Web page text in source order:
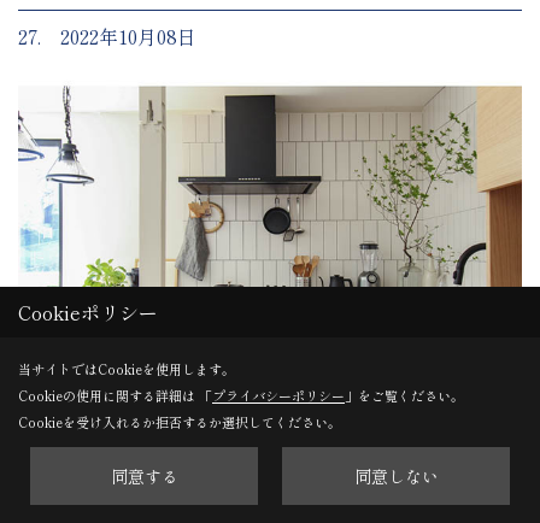
27. 2022年10月08日
見学会を行いました！
たくさんの方にお越しいただきました。
Cookieポリシー
当サイトではCookieを使用します。
Cookieの使用に関する詳細は 「プライバシーポリシー 」をご覧ください。
Cookieを受け入れるか拒否するか選択してください。
同意する 同意しない